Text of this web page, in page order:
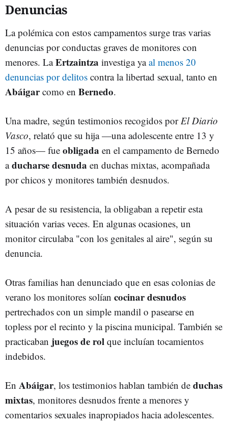
Denuncias
La polémica con estos campamentos surge tras varias
denuncias por conductas graves de monitores con
menores. LaErtzaintza investiga yaal menos 20
denuncias por delitos contra la libertad sexual, tanto en
Abáigarcomo en Bernedo.
Una madre, según testimonios recogidos por El Diario
Vasco, relató que su hija —una adolescente entre 13 y
15 años— fue obligada en el campamento de Bernedo
aducharsedesnuda en duchas mixtas, acompañada
por chicos y monitores también desnudos.
A pesar de su resistencia, la obligaban a repetir esta
situación varias veces. En algunas ocasiones, un
monitor circulaba "con los genitales al aire", según su
denuncia.
Otras familias han denunciado que en esas colonias de
verano los monitores solían cocinar desnudos
pertrechados con un simple mandil o pasearse en
topless por el recinto y la piscina municipal. También se
practicaban juegosde rol que incluían tocamientos
indebidos.
En Abáigar, los testimonios hablan también de duchas
mixtas, monitores desnudos frente a menores y
comentarios sexuales inapropiados hacia adolescentes.